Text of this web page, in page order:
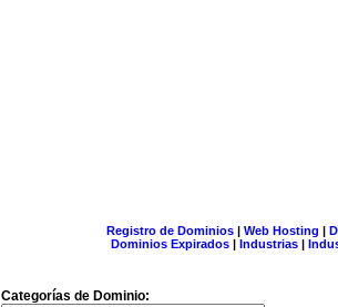
Registro de Dominios| Web Hosting |
Dominios Expirados | Industrias |
Categorías de Dominio: